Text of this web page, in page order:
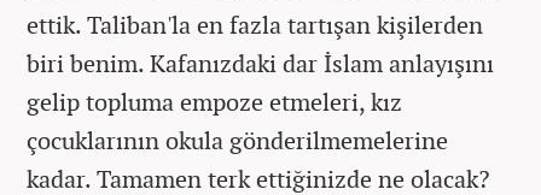
ettik. Taliban'la en fazla tartışan kişilerden
biri benim. Kafanızdaki dar İslam anlayışını
gelip topluma empoze etmeleri, kız
çocuklarının okula gönderilmemelerine
kadar. Tamamen terk ettiğinizde ne olacak?